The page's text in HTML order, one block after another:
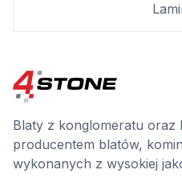
Blaty z konglomeratu oraz
producentem blatów,
wykonanych z wysokiej